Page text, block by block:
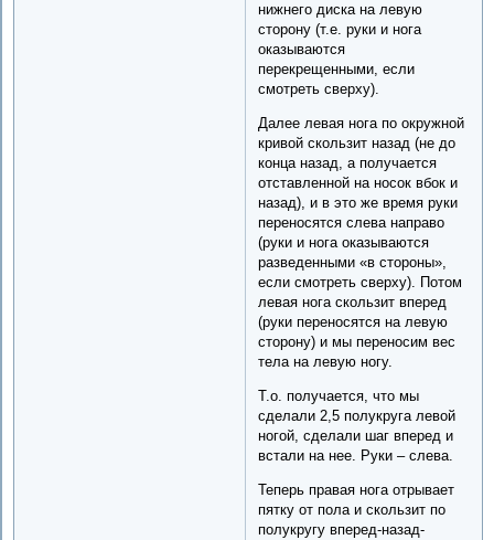
нижнего диска на левую
сторону (т.е. руки и нога
оказываются
перекрещенными, если
смотреть сверху).
Далее левая нога по окружной
кривой скользит назад (не до
конца назад, а получается
отставленной на носок вбок и
назад), и в это же время руки
переносятся слева направо
(руки и нога оказываются
разведенными «в стороны»,
если смотреть сверху). Потом
левая нога скользит вперед
(руки переносятся на левую
сторону) и мы переносим вес
тела на левую ногу.
Т.о. получается, что мы
сделали 2,5 полукруга левой
ногой, сделали шаг вперед и
встали на нее. Руки – слева.
Теперь правая нога отрывает
пятку от пола и скользит по
полукругу вперед-назад-